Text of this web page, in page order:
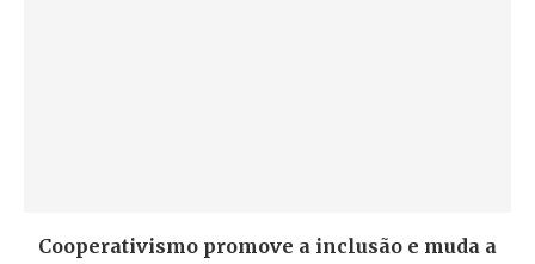
Cooperativismo promove a inclusão e muda a